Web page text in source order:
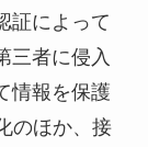
証によって
三者に侵入
情報を保護
のほか、接